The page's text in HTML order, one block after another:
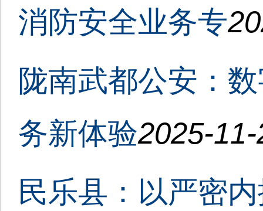
消防安全业务专
陇南武都公安：
务新体验2025-
民乐县：以严密